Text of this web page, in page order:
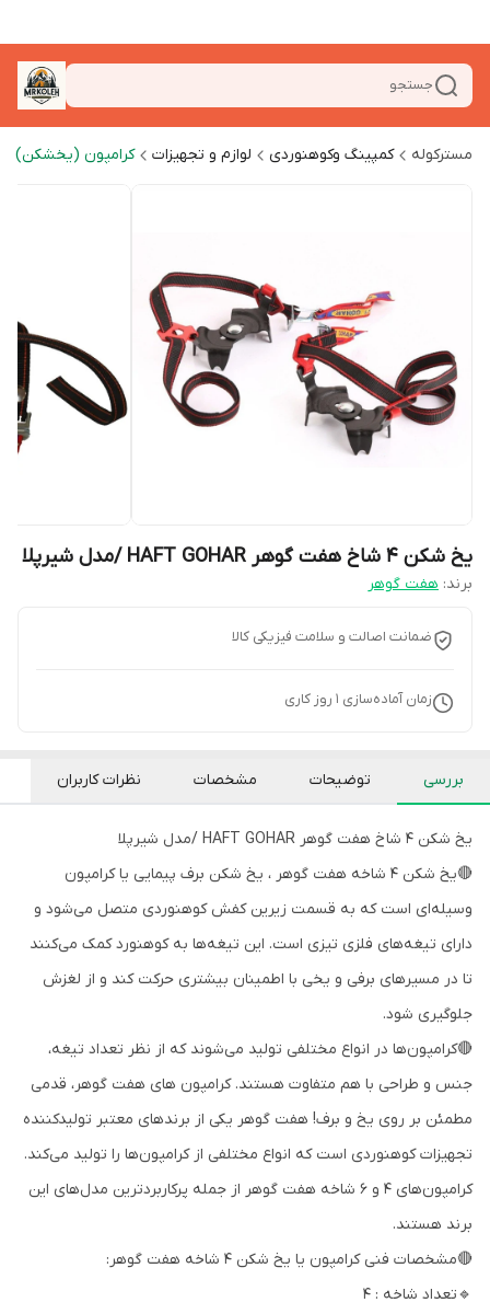
جستجو
مسترکوله کمپینگ وکوهنوردی لوازم و تجهیزات کرامپون (یخشکن)
یخ شکن 4 شاخ هفت گوهر HAFT GOHAR /مدل شیرپلا
برند: هفت گوهر
ضمانت اصالت و سلامت فیزیکی کالا
زمان آماده‌سازی 1 روز کاری
بررسی توضیحات مشخصات نظرات کاربران
یخ شکن 4 شاخ هفت گوهر HAFT GOHAR /مدل شیرپلا
🔴یخ شکن 4 شاخه هفت گوهر ، یخ شکن برف پیمایی یا کرامپون
وسیله‌ای است که به قسمت زیرین کفش کوهنوردی متصل می‌شود و
دارای تیغه‌های فلزی تیزی است. این تیغه‌ها به کوهنورد کمک می‌کنند
تا در مسیرهای برفی و یخی با اطمینان بیشتری حرکت کند و از لغزش
جلوگیری شود.
🔴کرامپون‌ها در انواع مختلفی تولید می‌شوند که از نظر تعداد تیغه،
جنس و طراحی با هم متفاوت هستند. کرامپون های هفت گوهر، قدمی
مطمئن بر روی یخ و برف! هفت گوهر یکی از برندهای معتبر تولیدکننده
تجهیزات کوهنوردی است که انواع مختلفی از کرامپون‌ها را تولید می‌کند.
کرامپون‌های ۴ و ۶ شاخه هفت گوهر از جمله پرکاربردترین مدل‌های این
برند هستند.
🔴مشخصات فنی کرامپون یا یخ شکن 4 شاخه هفت گوهر:
🔹تعداد شاخه : 4